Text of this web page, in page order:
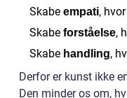
Skabe empati,
Skabe forståelse,
Skabe handling,
Derfor er kunst ikke
Den minder os om,